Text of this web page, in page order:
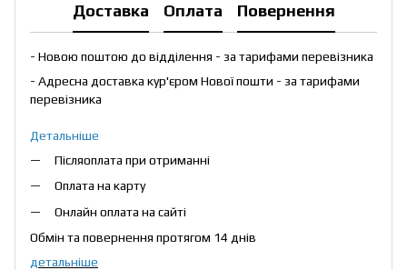
Доставка Оплата Повернення
- Новою поштою до відділення - за тарифами перевізника
- Адресна доставка кур'єром Нової пошти - за тарифами
перевізника
Детальніше
Післяоплата при отриманні
Оплата на карту
Онлайн оплата на сайті
Обмін та повернення протягом 14 днів
детальніше